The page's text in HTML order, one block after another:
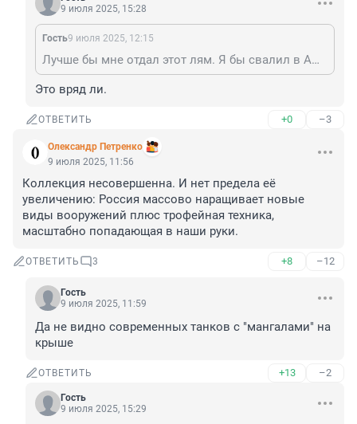
9 июля 2025, 15:28
Гость9 июля 2025, 12:15
Лучше бы мне отдал этот лям. Я бы свалил в Америку и жил бы как богач.
Это вряд ли.
ОТВЕТИТЬ +0 –3
Олександр Петренко
9 июля 2025, 11:56
Коллекция несовершенна. И нет предела её
увеличению: Россия массово наращивает новые
виды вооружений плюс трофейная техника,
масштабно попадающая в наши руки.
ОТВЕТИТЬ 3 +8 –12
Гость
9 июля 2025, 11:59
Да не видно современных танков с "мангалами" на
крыше
ОТВЕТИТЬ +13 –2
Гость
9 июля 2025, 15:29